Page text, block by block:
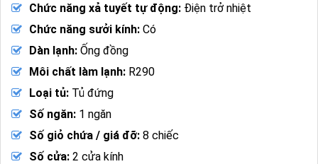
Chức năng xả tuyết tự động: Điện trở nhiệt
Chức năng sưởi kính: Có
Dàn lạnh: Ống đồng
Môi chất làm lạnh: R290
Loại tủ: Tủ đứng
Số ngăn: 1 ngăn
Số giỏ chứa / giá đỡ: 8 chiếc
Số cửa: 2 cửa kính